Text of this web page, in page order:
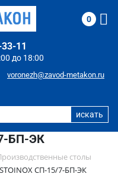
до 18:00
11
voronezh@zavod-metakon.ru
0
БП-ЭК
столы
СП-15/7-БП-ЭК